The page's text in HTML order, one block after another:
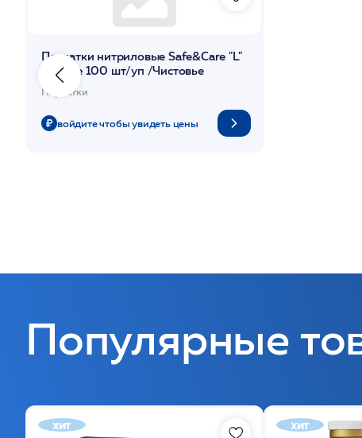
Перчатки нитриловые Safe&Care "L"
черные 100 шт/уп /Чистовье
Перчатки
войдите чтобы увидеть цены
Популярные
хит хит